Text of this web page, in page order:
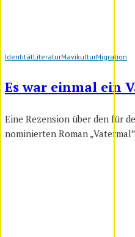
IdentitätLiteraturMavikulturMigration
Es war einmal ein
Eine Rezension über den für
nominierten Roman